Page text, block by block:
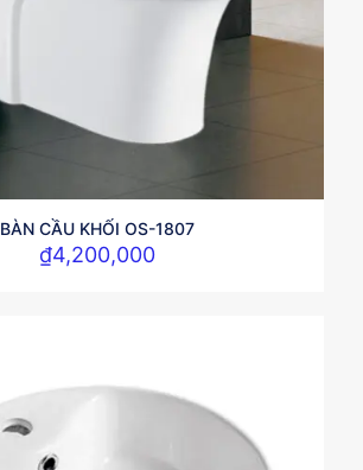
BÀN CẦU KHỐI OS-1807
₫4,200,000